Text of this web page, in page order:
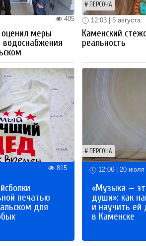
405
меры
ПЕРСОНА
12:03 | 5 августа
Каменский
реальность
815
печатью
для
ПЕРСОНА
12:06 | 20 июля
«Музыка —
души»: как
и научить ей
в Каменске